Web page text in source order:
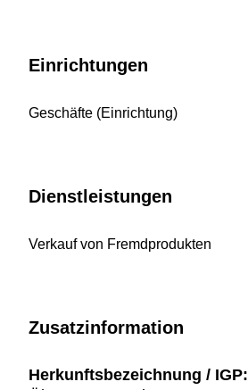
Einrichtungen
Geschäfte (Einrichtung)
Dienstleistungen
Verkauf von Fremdprodukten
Zusatzinformation
Herkunftsbezeichnung / IGP: